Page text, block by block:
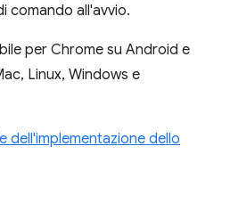
comando all'avvio.
per Chrome su Android e
Linux, Windows e
dell'implementazione dello